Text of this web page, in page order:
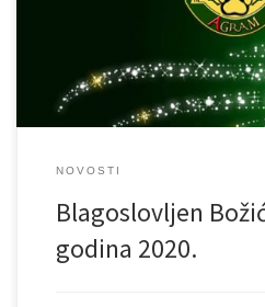
radost u vaše obitelji te pregršt
zajedničkih druženja u prirodi,
NOVOSTI
Blagoslovljen
godina 2020.